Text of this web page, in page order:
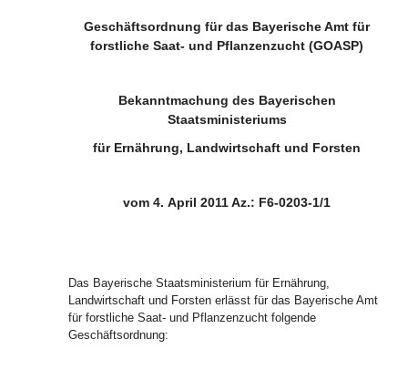
Geschäftsordnung für das Bayerische Amt für
forstliche Saat- und Pflanzenzucht (GOASP)
Bekanntmachung des Bayerischen
Staatsministeriums
für Ernährung, Landwirtschaft und Forsten
vom 4. April 2011 Az.: F6-0203-1/1
Das Bayerische Staatsministerium für Ernährung,
Landwirtschaft und Forsten erlässt für das Bayerische Amt
für forstliche Saat- und Pflanzenzucht folgende
Geschäftsordnung: